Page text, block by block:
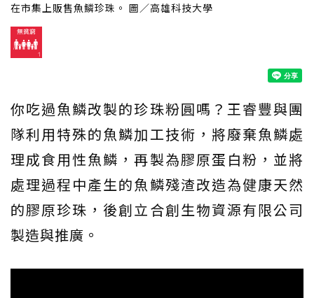
在市集上販售魚鱗珍珠。 圖／高雄科技大學
你吃過魚鱗改製的珍珠粉圓嗎？王睿豐與團
隊利用特殊的魚鱗加工技術，將廢棄魚鱗處
理成食用性魚鱗，再製為膠原蛋白粉，並將
處理過程中產生的魚鱗殘渣改造為健康天然
的膠原珍珠，後創立合創生物資源有限公司
製造與推廣。